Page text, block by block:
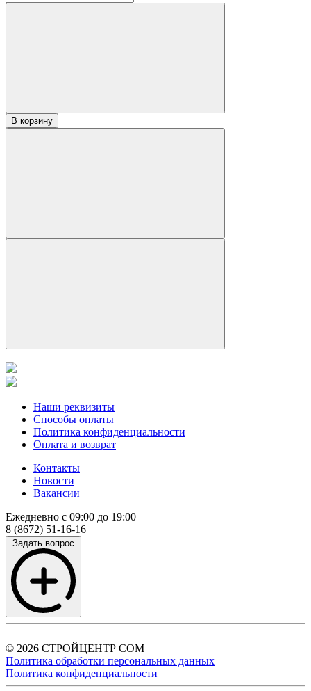
В корзину
Наши реквизиты
Способы оплаты
Политика конфиденциальности
Оплата и возврат
Контакты
Новости
Вакансии
Ежедневно с 09:00 до 19:00
8 (8672) 51-16-16
Задать вопрос
© 2026 СТРОЙЦЕНТР СОМ
Политика обработки персональных данных
Политика конфиденциальности